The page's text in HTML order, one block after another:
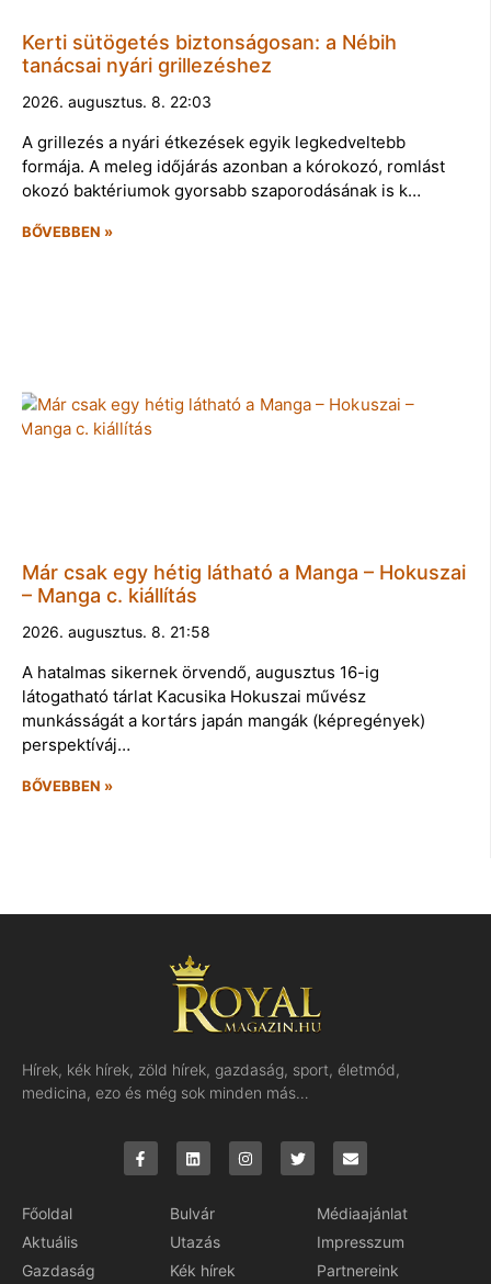
Kerti sütögetés biztonságosan: a Nébih
tanácsai nyári grillezéshez
2026. augusztus. 8. 22:03
A grillezés a nyári étkezések egyik legkedveltebb
formája. A meleg időjárás azonban a kórokozó, romlást
okozó baktériumok gyorsabb szaporodásának is k…
BŐVEBBEN »
Már csak egy hétig látható a Manga – Hokuszai
– Manga c. kiállítás
2026. augusztus. 8. 21:58
A hatalmas sikernek örvendő, augusztus 16-ig
látogatható tárlat Kacusika Hokuszai művész
munkásságát a kortárs japán mangák (képregények)
perspektíváj…
BŐVEBBEN »
Hírek, kék hírek, zöld hírek, gazdaság, sport, életmód,
medicina, ezo és még sok minden más…
Főoldal
Aktuális
Gazdaság
Bulvár
Utazás
Kék hírek
Médiaajánlat
Impresszum
Partnereink